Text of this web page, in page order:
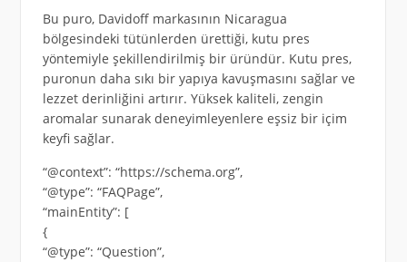
Bu puro, Davidoff markasının Nicaragua
bölgesindeki tütünlerden ürettiği, kutu pres
yöntemiyle şekillendirilmiş bir üründür. Kutu pres,
puronun daha sıkı bir yapıya kavuşmasını sağlar ve
lezzet derinliğini artırır. Yüksek kaliteli, zengin
aromalar sunarak deneyimleyenlere eşsiz bir içim
keyfi sağlar.
“@context”: “https://schema.org”,
“@type”: “FAQPage”,
“mainEntity”: [
{
“@type”: “Question”,